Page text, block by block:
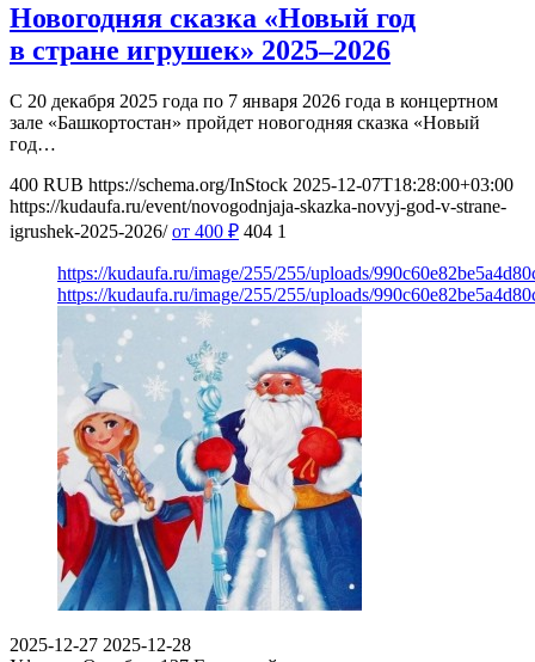
Новогодняя сказка «Новый год
в стране игрушек» 2025–2026
С 20 декабря 2025 года по 7 января 2026 года в концертном
зале «Башкортостан» пройдет новогодняя сказка «Новый
год…
400 RUB https://schema.org/InStock 2025-12-07T18:28:00+03:00
https://kudaufa.ru/event/novogodnjaja-skazka-novyj-god-v-strane-
igrushek-2025-2026/ от 400 ₽ 404 1
https://kudaufa.ru/image/255/255/uploads/
https://kudaufa.ru/image/255/255/uploads/
2025-12-27 2025-12-28